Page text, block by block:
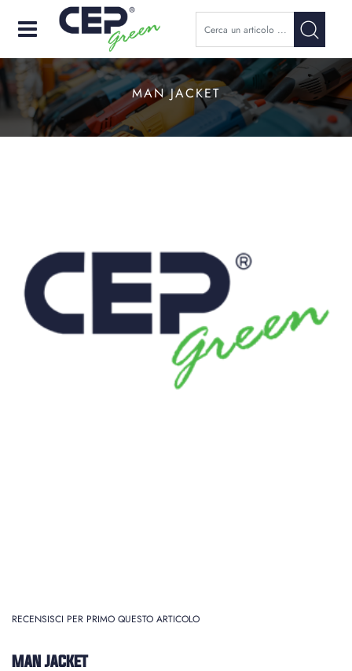
Open
MAN JACKET
RECENSISCI PER PRIMO QUESTO ARTICOLO
MAN JACKET